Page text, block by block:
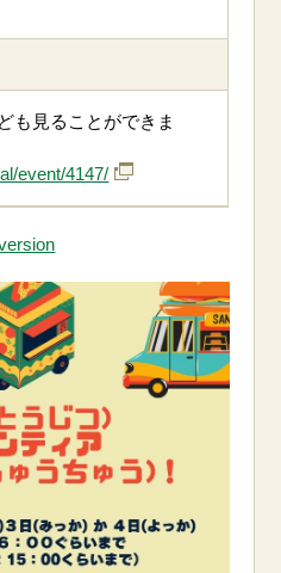
も見ることができま
event/4147/